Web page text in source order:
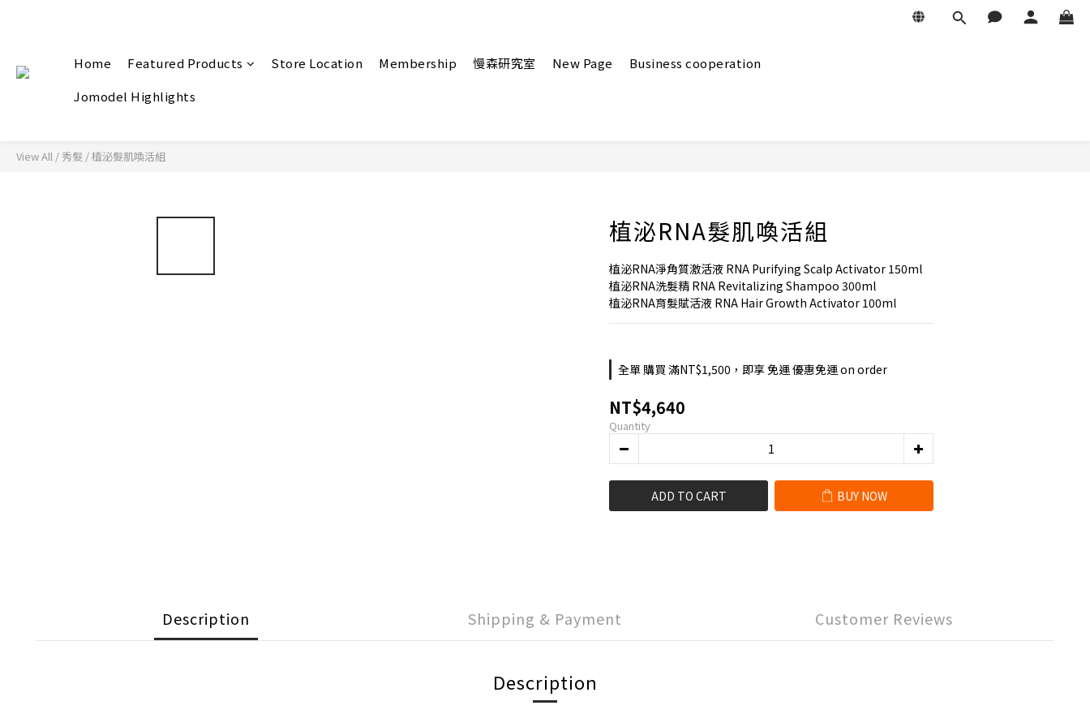
Home Featured Products Store Location Membership 慢森研究室 New Page
Business cooperation
Jomodel Highlights
View All /秀髮 /植泌髮肌喚活組
植泌RNA髮肌喚活組
植泌RNA淨角質激活液 RNA Purifying Scalp Activator 150ml
植泌RNA洗髮精 RNA Revitalizing Shampoo 300ml
植泌RNA育髮賦活液 RNA Hair Growth Activator 100ml
全單 購買 滿NT$1,500，即享 免運 優惠免運 on order
NT$4,640
Quantity
ADD TO CART BUY NOW
Description Shipping & Payment Customer Reviews
Description